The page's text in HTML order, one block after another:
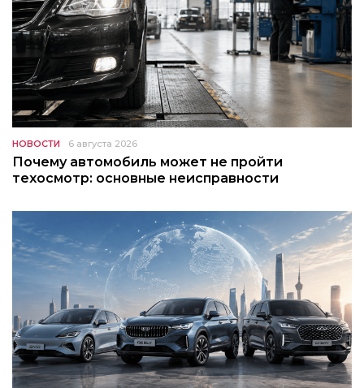
НОВОСТИ 6 августа 2026
Почему автомобиль может не пройти
техосмотр: основные неисправности